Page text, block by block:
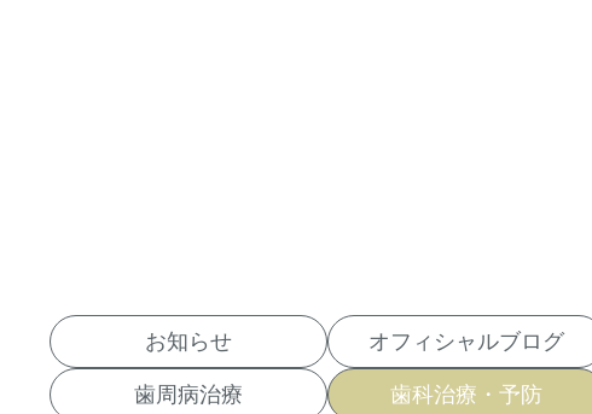
お知らせ オフィシャルブログ
歯周病治療 歯科治療・予防